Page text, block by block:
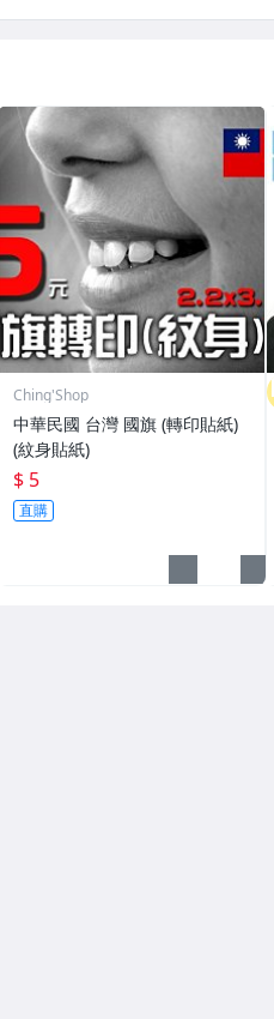
Ching'Shop
中華民國 台灣 國旗 (轉印貼紙)
(紋身貼紙)
$ 5
直購